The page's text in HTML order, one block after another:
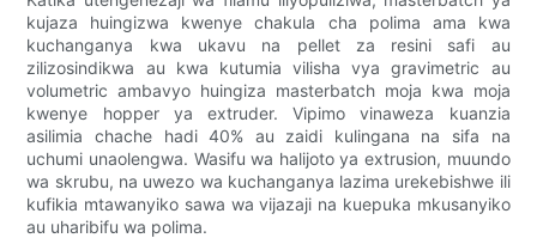
kujaza huingizwa kwenye chakula cha polima ama kwa
kuchanganya kwa ukavu na pellet za resini safi au
zilizosindikwa au kwa kutumia vilisha vya gravimetric au
volumetric ambavyo huingiza masterbatch moja kwa moja
kwenye hopper ya extruder. Vipimo vinaweza kuanzia
asilimia chache hadi 40% au zaidi kulingana na sifa na
uchumi unaolengwa. Wasifu wa halijoto ya extrusion, muundo
wa skrubu, na uwezo wa kuchanganya lazima urekebishwe ili
kufikia mtawanyiko sawa wa vijazaji na kuepuka mkusanyiko
au uharibifu wa polima.